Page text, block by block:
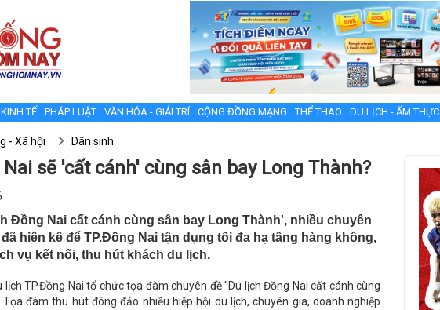
KINH TẾ PHÁP LUẬT VĂN HÓA - GIẢI TRÍ CỘNG ĐỒNG MẠNG THỂ THAO DU LỊCH - ẨM THỰC
- Xã hội Dân sinh
sẽ 'cất cánh' cùng sân bay Long Thành?
Đồng Nai cất cánh cùng sân bay Long Thành', nhiều chuyên
hiến kế để TP.Đồng Nai tận dụng tối đa hạ tầng hàng không,
vụ kết nối, thu hút khách du lịch.
lịch TP.Đồng Nai tổ chức tọa đàm chuyên đề "Du lịch Đồng Nai cất cánh cùng
đàm thu hút đông đảo nhiều hiệp hội du lịch, chuyên gia, doanh nghiệp